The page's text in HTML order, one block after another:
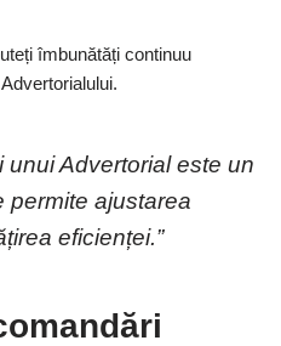
îmbunătăți continuu
unui Advertorial este un
permite ajustarea
eficienței.”